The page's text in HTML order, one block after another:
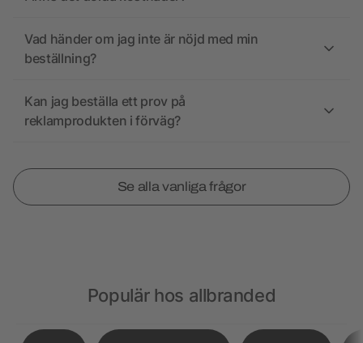
Vad händer om jag inte är nöjd med min
beställning?
Kan jag beställa ett prov på
reklamprodukten i förväg?
Se alla vanliga frågor
Populär hos allbranded